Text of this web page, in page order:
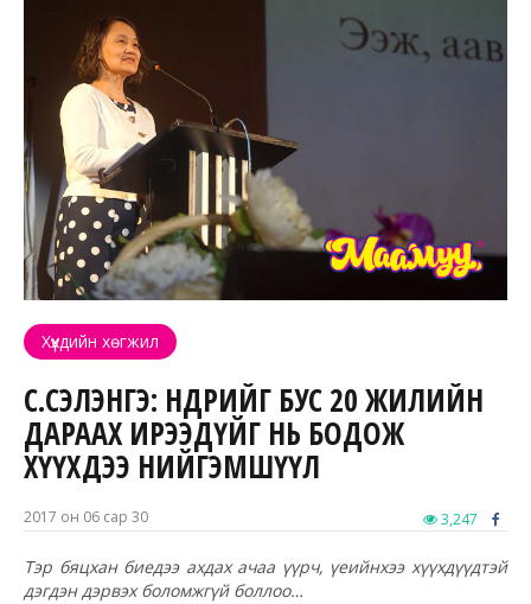
Хүүхдийн хөгжил
С.СЭЛЭНГЭ: ӨНӨӨДРИЙГ БУС 20 ЖИЛИЙН
ДАРААХ ИРЭЭДҮЙГ НЬ БОДОЖ
ХҮҮХДЭЭ НИЙГЭМШҮҮЛ
2017 он 06 сар 30 3,247
Тэр бяцхан биедээ ахдах ачаа үүрч, үеийнхээ хүүхдүүдтэй
дэгдэн дэрвэх боломжгүй боллоо…